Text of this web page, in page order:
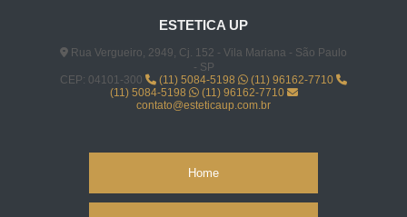
ESTETICA UP
Rua Vergueiro, 2949, Cj. 152 - Vila Mariana - São Paulo
- SP
CEP: 04101-300
(11) 5084-5198
(11) 96162-7710
(11) 5084-5198
(11) 96162-7710
contato@esteticaup.com.br
Home